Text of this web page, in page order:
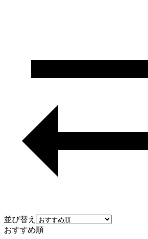
並び替え
おすすめ順